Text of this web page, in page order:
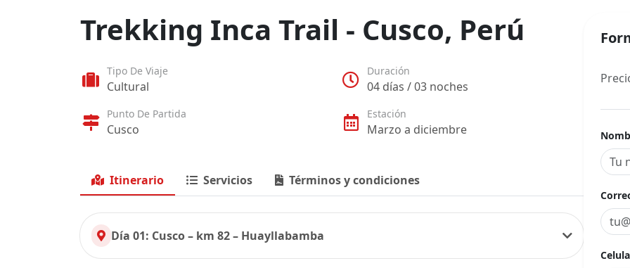
Trekking Inca Trail - Cusco, Perú
Tipo De Viaje
Cultural
Duración
04 días / 03 noches
Punto De Partida
Cusco
Estación
Marzo a diciembre
Itinerario Servicios Términos y condiciones
Día 01: Cusco – km 82 – Huayllabamba